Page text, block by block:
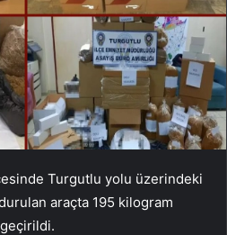
Turgutlu yolu üzerindeki
araçta 195 kilogram
geçirildi.